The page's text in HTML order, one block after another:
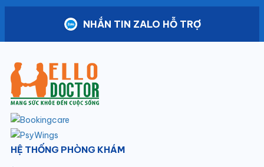
NHẮN TIN ZALO HỖ TRỢ
HỆ THỐNG PHÒNG KHÁM